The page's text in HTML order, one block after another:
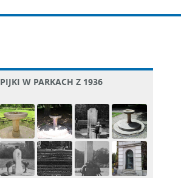
PIJKI W PARKACH Z 1936